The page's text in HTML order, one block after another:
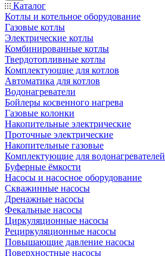
Каталог
Котлы и котельное оборудование
Газовые котлы
Электрические котлы
Комбинированные котлы
Твердотопливные котлы
Комплектующие для котлов
Автоматика для котлов
Водонагреватели
Бойлеры косвенного нагрева
Газовые колонки
Накопительные электрические
Проточные электрические
Накопительные газовые
Комплектующие для водонагревателей
Буферные ёмкости
Насосы и насосное оборудование
Скважинные насосы
Дренажные насосы
Фекальные насосы
Циркуляционные насосы
Рециркуляционные насосы
Повышающие давление насосы
Поверхностные насосы